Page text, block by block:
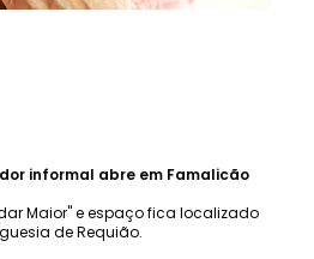
informal abre em Famalicão
Maior" e espaço fica localizado
de Requião.